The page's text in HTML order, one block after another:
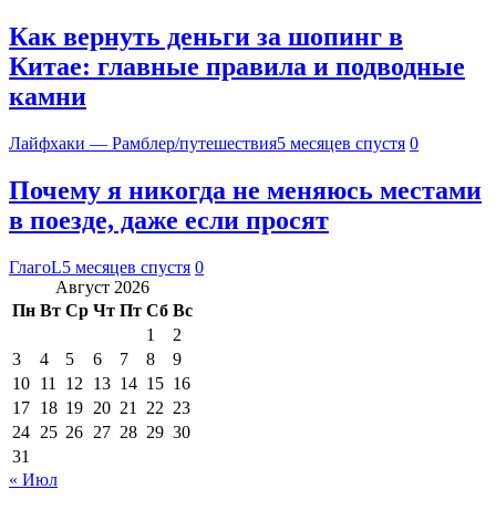
Как вернуть деньги за шопинг в
Китае: главные правила и подводные
камни
Лайфхаки — Рамблер/путешествия5 месяцев спустя 0
Почему я никогда не меняюсь местами
в поезде, даже если просят
ГлагоL5 месяцев спустя 0
Август 2026
Пн Вт Ср Чт Пт Сб Вс
1
2
3
4 5 6 7 8
9
10 11 12 13 14 15 16
17 18 19 20 21 22 23
24 25 26 27 28 29 30
31
« Июл